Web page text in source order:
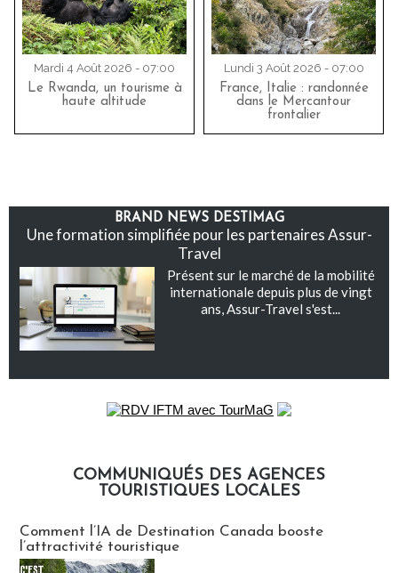
Mardi 4 Août 2026 - 07:00
Le Rwanda, un tourisme à
haute altitude
Lundi 3 Août 2026 - 07:00
France, Italie : randonnée
dans le Mercantour
frontalier
BRAND NEWS DESTIMAG
Une formation simplifiée pour les partenaires Assur-
Travel
Présent sur le marché de la mobilité
internationale depuis plus de vingt
ans, Assur-Travel s'est...
COMMUNIQUÉS DES AGENCES
TOURISTIQUES LOCALES
Comment l’IA de Destination Canada booste
l’attractivité touristique